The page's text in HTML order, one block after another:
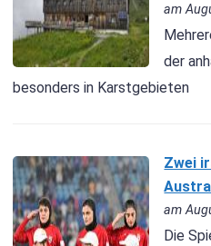
am
der
besonders in Karstgebieten
Zwei
am
Die